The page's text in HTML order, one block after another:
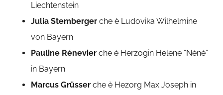
Liechtenstein
Julia Stemberger che è Ludovika Wilhelmine
von Bayern
Pauline Rénevier che è Herzogin Helene “Néné”
in Bayern
Marcus Grüsser che è Hezorg Max Joseph in